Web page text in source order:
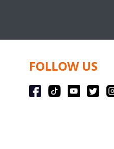
FOLLOW US